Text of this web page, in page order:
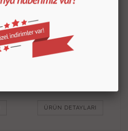
ÜRÜN DETAYLARI